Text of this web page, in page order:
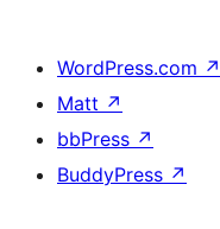
WordPress.com ↗
Matt ↗
bbPress ↗
BuddyPress ↗